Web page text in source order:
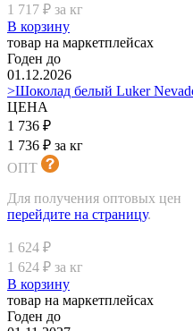
1 717 ₽ за кг
В корзину
товар на маркетплейсах
Годен до
01.12.2026
>Шоколад белый Luker
ЦЕНА
1 736 ₽
1 736 ₽ за кг
ОПТ
Для получения оптовых цен
перейдите на страницу.
1 624 ₽
1 624 ₽ за кг
В корзину
товар на маркетплейсах
Годен до